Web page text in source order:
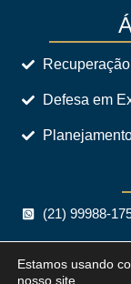
Defesa em
(21) 99988-
Estamos usando
nosso site.